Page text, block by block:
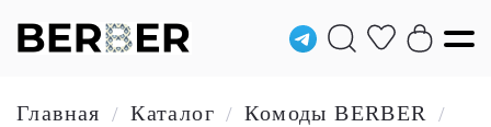
Главная / Каталог / Комоды BERBER /